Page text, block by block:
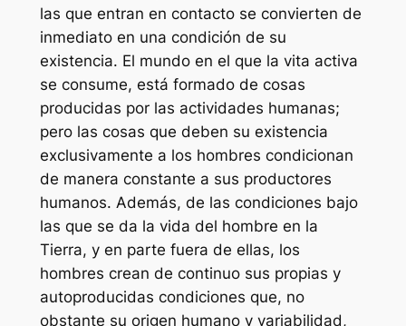
las que entran en contacto se convierten de
inmediato en una condición de su
existencia. El mundo en el que la vita activa
se consume, está formado de cosas
producidas por las actividades humanas;
pero las cosas que deben su existencia
exclusivamente a los hombres condicionan
de manera constante a sus productores
humanos. Además, de las condiciones bajo
las que se da la vida del hombre en la
Tierra, y en parte fuera de ellas, los
hombres crean de continuo sus propias y
autoproducidas condiciones que, no
obstante su origen humano y variabilidad,